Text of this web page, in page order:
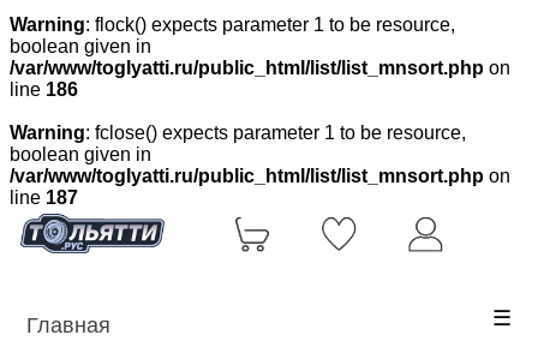
Warning: flock() expects parameter 1 to be resource,
boolean given in
/var/www/toglyatti.ru/public_html/list/list_mnsort.php on
line 186
Warning: fclose() expects parameter 1 to be resource,
boolean given in
/var/www/toglyatti.ru/public_html/list/list_mnsort.php on
line 187
Главная ☰